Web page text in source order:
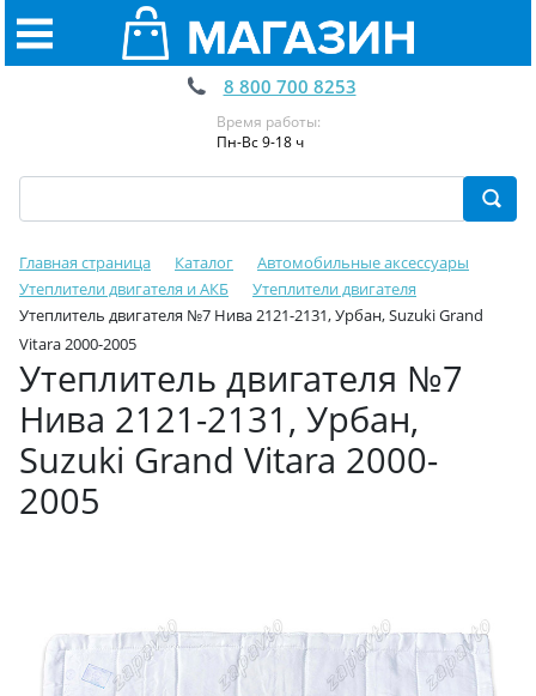
8 800 700 8253
Время работы:
Пн-Вс 9-18 ч
Главная страница Каталог
Автомобильные аксессуары
Утеплители двигателя и АКБ
Утеплители двигателя
Утеплитель двигателя №7 Нива 2121-2131, Урбан, Suzuki Grand
Vitara 2000-2005
Утеплитель двигателя №7
Нива 2121-2131, Урбан,
Suzuki Grand Vitara 2000-
2005